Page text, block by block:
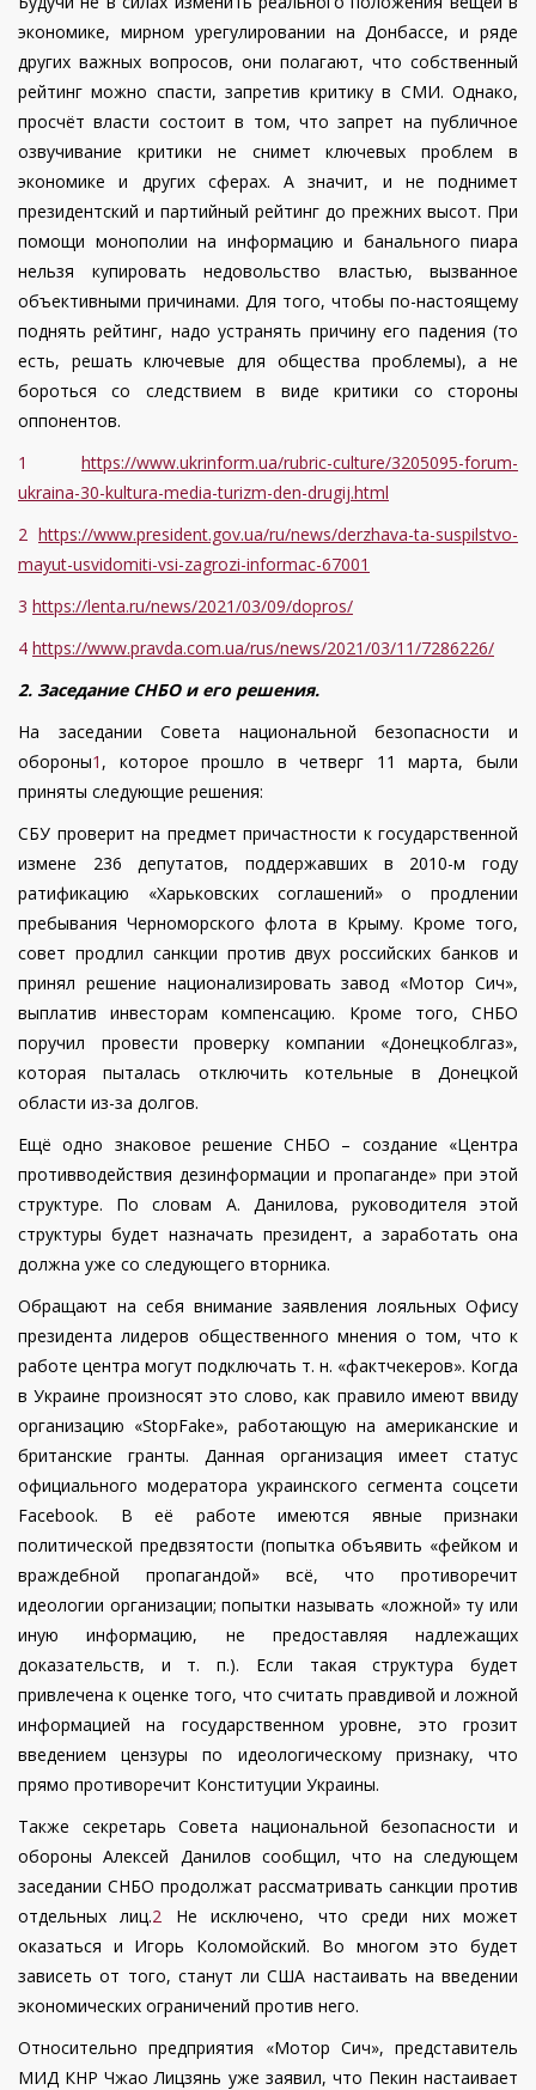
экономике, мирном урегулировании на Донбассе, и ряде
других важных вопросов, они полагают, что собственный
рейтинг можно спасти, запретив критику в СМИ. Однако,
просчёт власти состоит в том, что запрет на публичное
озвучивание критики не снимет ключевых проблем в
экономике и других сферах. А значит, и не поднимет
президентский и партийный рейтинг до прежних высот. При
помощи монополии на информацию и банального пиара
нельзя купировать недовольство властью, вызванное
объективными причинами. Для того, чтобы по-настоящему
поднять рейтинг, надо устранять причину его падения (то
есть, решать ключевые для общества проблемы), а не
бороться со следствием в виде критики со стороны
оппонентов.
1
https://www.ukrinform.ua/rubric-culture/3205095-forum-
ukraina-30-kultura-media-turizm-den-drugij.html
2 https://www.president.gov.ua/ru/news/derzhava-ta-suspilstvo-
mayut-usvidomiti-vsi-zagrozi-informac-67001
3 https://lenta.ru/news/2021/03/09/dopros/
4 https://www.pravda.com.ua/rus/news/2021/03/11/7286226/
2. Заседание СНБО и его решения.
На заседании Совета национальной безопасности и
обороны1 , которое прошло в четверг 11 марта, были
приняты следующие решения:
СБУ проверит на предмет причастности к государственной
измене 236 депутатов, поддержавших в 2010-м году
ратификацию «Харьковских соглашений» о продлении
пребывания Черноморского флота в Крыму. Кроме того,
совет продлил санкции против двух российских банков и
принял решение национализировать завод «Мотор Сич»,
выплатив инвесторам компенсацию. Кроме того, СНБО
поручил провести проверку компании «Донецкоблгаз»,
которая пыталась отключить котельные в Донецкой
области из-за долгов.
Ещё одно знаковое решение СНБО – создание «Центра
противводействия дезинформации и пропаганде» при этой
структуре. По словам А. Данилова, руководителя этой
структуры будет назначать президент, а заработать она
должна уже со следующего вторника.
Обращают на себя внимание заявления лояльных Офису
президента лидеров общественного мнения о том, что к
работе центра могут подключать т. н. «фактчекеров». Когда
в Украине произносят это слово, как правило имеют ввиду
организацию «StopFake», работающую на американские и
британские гранты. Данная организация имеет статус
официального модератора украинского сегмента соцсети
Facebook. В её работе имеются явные признаки
политической предвзятости (попытка объявить «фейком и
враждебной пропагандой» всё, что противоречит
идеологии организации; попытки называть «ложной» ту или
иную информацию, не предоставляя надлежащих
доказательств, и т. п.). Если такая структура будет
привлечена к оценке того, что считать правдивой и ложной
информацией на государственном уровне, это грозит
введением цензуры по идеологическому признаку, что
прямо противоречит Конституции Украины.
Также секретарь Совета национальной безопасности и
обороны Алексей Данилов сообщил, что на следующем
заседании СНБО продолжат рассматривать санкции против
отдельных лиц.2 Не исключено, что среди них может
оказаться и Игорь Коломойский. Во многом это будет
зависеть от того, станут ли США настаивать на введении
экономических ограничений против него.
Относительно предприятия «Мотор Сич», представитель
МИД КНР Чжао Лицзянь уже заявил, что Пекин настаивает